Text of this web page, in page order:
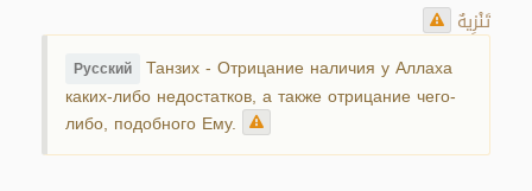
تَنْزِيهٌ
Русский Танзих - Отрицание наличия у Аллаха
каких-либо недостатков, а также отрицание чего-
либо, подобного Ему.